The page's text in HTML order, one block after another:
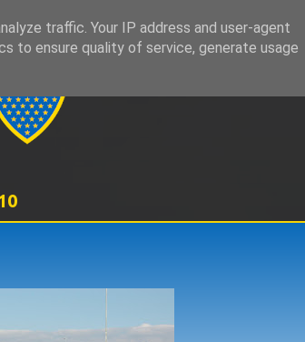
traffic. Your IP address and user-agent
to ensure quality of service, generate usage